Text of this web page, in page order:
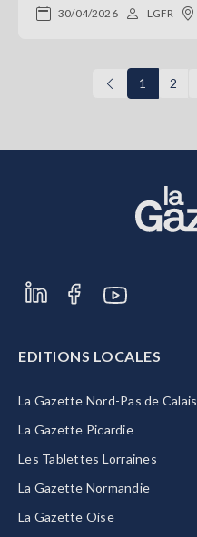
30/04/2026 LGFR
1 2
EDITIONS LOCALES
La Gazette Nord-Pas de Calais
La Gazette Picardie
Les Tablettes Lorraines
La Gazette Normandie
La Gazette Oise